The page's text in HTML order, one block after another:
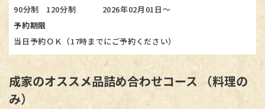
90分制
120分制
2026年02月01日～
予約期限
当日予約ＯＫ（17時までにご予約ください）
成家のオススメ品詰め合わせコース （料理の
み）